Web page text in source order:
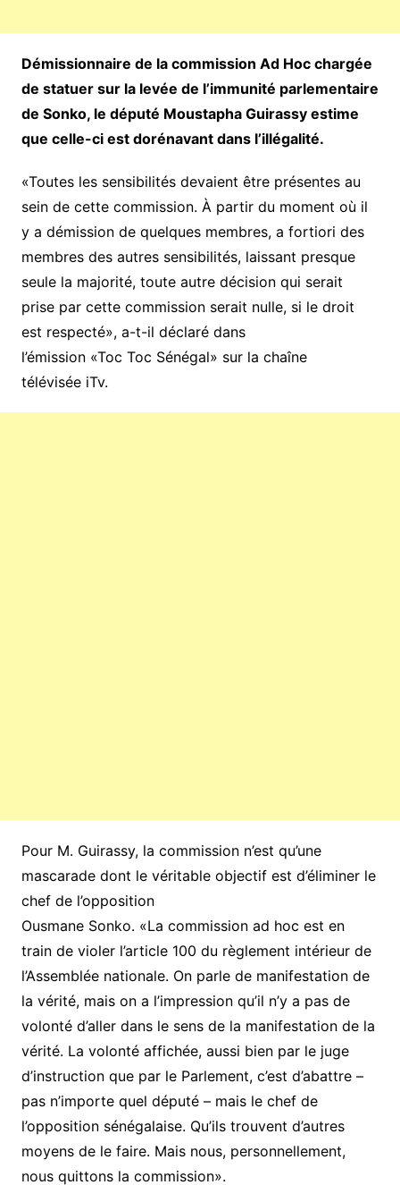
Démissionnaire de la commission Ad Hoc chargée
de statuer sur la levée de l’immunité parlementaire
de Sonko, le député Moustapha Guirassy estime
que celle-ci est dorénavant dans l’illégalité.
«Toutes les sensibilités devaient être présentes au
sein de cette commission. À partir du moment où il
y a démission de quelques membres, a fortiori des
membres des autres sensibilités, laissant presque
seule la majorité, toute autre décision qui serait
prise par cette commission serait nulle, si le droit
est respecté», a-t-il déclaré dans
l’émission «Toc Toc Sénégal» sur la chaîne
télévisée iTv.
Pour M. Guirassy, la commission n’est qu’une
mascarade dont le véritable objectif est d’éliminer le
chef de l’opposition
Ousmane Sonko. «La commission ad hoc est en
train de violer l’article 100 du règlement intérieur de
l’Assemblée nationale. On parle de manifestation de
la vérité, mais on a l’impression qu’il n’y a pas de
volonté d’aller dans le sens de la manifestation de la
vérité. La volonté affichée, aussi bien par le juge
d’instruction que par le Parlement, c’est d’abattre –
pas n’importe quel député – mais le chef de
l’opposition sénégalaise. Qu’ils trouvent d’autres
moyens de le faire. Mais nous, personnellement,
nous quittons la commission».